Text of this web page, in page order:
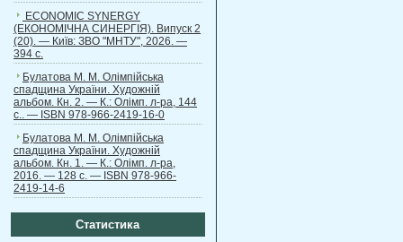
ECONOMIC SYNERGY
(ЕКОНОМІЧНА СИНЕРГІЯ). Випуск 2
(20). — Київ: ЗВО "МНТУ", 2026. —
394 с.
Булатова М. М. Олімпійська
спадщина України. Художній
альбом. Кн. 2. — К.: Олімп. л-ра, 144
с.. — ISBN 978-966-2419-16-0
Булатова М. М. Олімпійська
спадщина України. Художній
альбом. Кн. 1. — К.: Олімп. л-ра,
2016. — 128 с. — ISBN 978-966-
2419-14-6
Статистика